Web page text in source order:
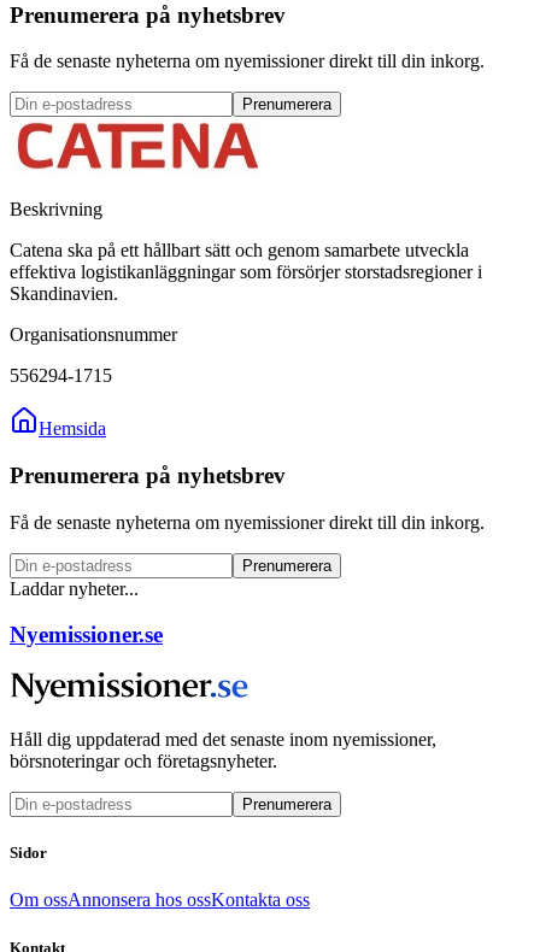
Prenumerera på nyhetsbrev
Få de senaste nyheterna om nyemissioner direkt till din inkorg.
Prenumerera
Beskrivning
Catena ska på ett hållbart sätt och genom samarbete utveckla
effektiva logistikanläggningar som försörjer storstadsregioner i
Skandinavien.
Organisationsnummer
556294-1715
Hemsida
Prenumerera på nyhetsbrev
Få de senaste nyheterna om nyemissioner direkt till din inkorg.
Prenumerera
Laddar nyheter...
Nyemissioner.se
Håll dig uppdaterad med det senaste inom nyemissioner,
börsnoteringar och företagsnyheter.
Prenumerera
Sidor
Om ossAnnonsera hos ossKontakta oss
Kontakt